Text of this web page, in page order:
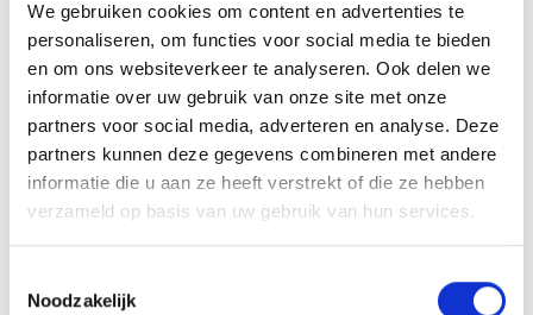
We gebruiken cookies om content en advertenties te
personaliseren, om functies voor social media te bieden
en om ons websiteverkeer te analyseren. Ook delen we
informatie over uw gebruik van onze site met onze
partners voor social media, adverteren en analyse. Deze
partners kunnen deze gegevens combineren met andere
informatie die u aan ze heeft verstrekt of die ze hebben
verzameld op basis van uw gebruik van hun services.
Noodzakelijk
Veenendaal
1000 units vanaf 3m3
Info/prijzen
Wageningen
Nu geopend!
Info/prijzen